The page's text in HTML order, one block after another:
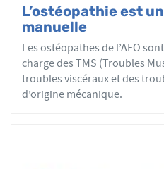
Santé et sont enregistrés
avoir le droit d'user du titre
actes ostéopathiques.
L’ostéopathie est
manuelle
Les ostéopathes de l’AFO
charge des TMS (Troubles
troubles viscéraux et des
d’origine mécanique.